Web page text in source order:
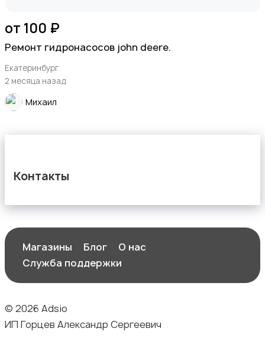
от 100 ₽
Ремонт гидронасосов john deere.
Екатеринбург
2 месяца назад
Михаил
Контакты
Магазины Блог
О нас
Служба поддержки
© 2026 Adsio
ИП Горцев Александр Сергеевич